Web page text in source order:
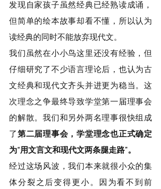
发现自家孩子虽然经典已经熟读成诵，
但简单的绘本故事却看不懂，所以认为
读经典的同时不能放弃现代文。
我们虽然在小小鸟这里还没有经验，但
仔细研究了不少语言理论后，也认为古
文经典和现代文齐头并进更为稳当。这
次理念之争最终导致学堂第一届理事会
的解散。我们和另外两名理事很快组成
了第二届理事会，学堂理念也正式确定
为“用文言文和现代文两条腿走路”。
经过这场风波，我们本来就很小众的集
体分裂之后变得更小。因为看不到前